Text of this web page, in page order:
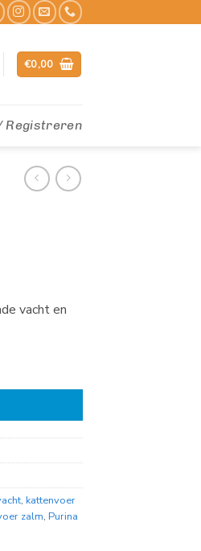
€0,00
Registreren
vacht en
, kattenvoer
zalm, Purina